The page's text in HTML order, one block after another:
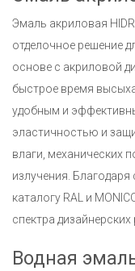
Эмаль акриловая
отделочное решение
основе с акриловой
быстрое время
удобным и
эластичностью и
влаги, механических
излучения.
каталогу RAL и
спектра
Водная